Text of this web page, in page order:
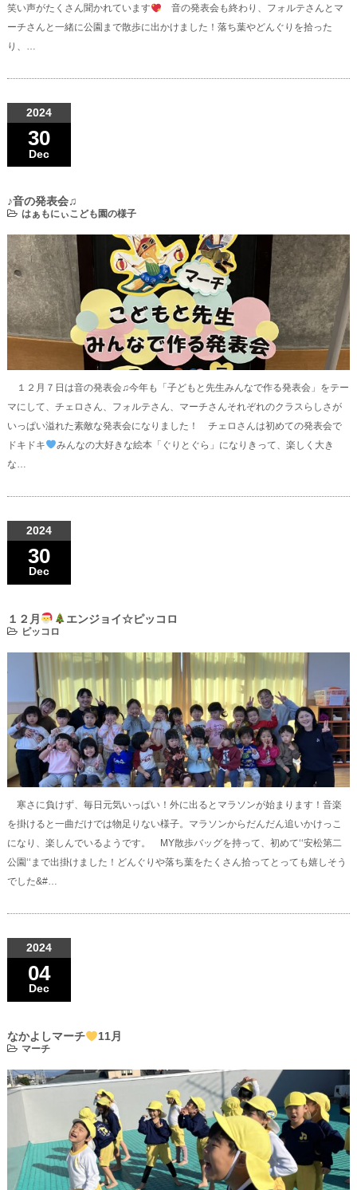
笑い声がたくさん聞かれています
音の発表会も終わり、フォルテさんとマ
ーチさんと一緒に公園まで散歩に出かけました！落ち葉やどんぐりを拾った
り、…
2024
30
Dec
♪音の発表会♫
はぁもにぃこども園の様子
１２月７日は音の発表会♫今年も「子どもと先生みんなで作る発表会」をテー
マにして、チェロさん、フォルテさん、マーチさんそれぞれのクラスらしさが
いっぱい溢れた素敵な発表会になりました！ チェロさんは初めての発表会で
ドキドキ
みんなの大好きな絵本「ぐりとぐら」になりきって、楽しく大き
な…
2024
30
Dec
１２月 エンジョイ☆ピッコロ
ピッコロ
寒さに負けず、毎日元気いっぱい！外に出るとマラソンが始まります！音楽
を掛けると一曲だけでは物足りない様子。マラソンからだんだん追いかけっこ
になり、楽しんでいるようです。 MY散歩バッグを持って、初めて‘‘安松第二
公園‘‘まで出掛けました！どんぐりや落ち葉をたくさん拾ってとっても嬉しそう
でした&#…
2024
04
Dec
なかよしマーチ 11月
マーチ